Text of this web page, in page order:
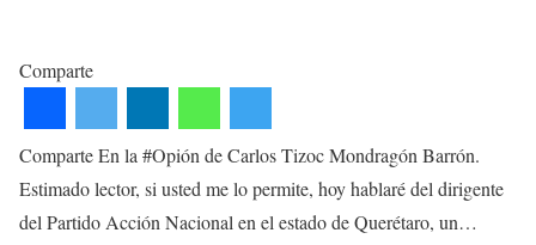
Comparte
Comparte En la #Opión de Carlos Tizoc Mondragón Barrón.
Estimado lector, si usted me lo permite, hoy hablaré del dirigente
del Partido Acción Nacional en el estado de Querétaro, un…